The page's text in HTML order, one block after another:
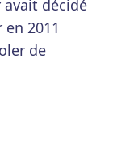
décidé
2011
de